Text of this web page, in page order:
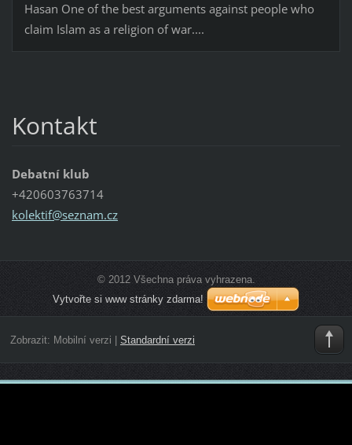
Hasan One of the best arguments against people who
claim Islam as a religion of war....
Kontakt
Debatní klub
+420603763714
kolektif@seznam.cz
© 2012 Všechna práva vyhrazena.
Vytvořte si www stránky zdarma!
Zobrazit: Mobilní verzi Standardní verzi